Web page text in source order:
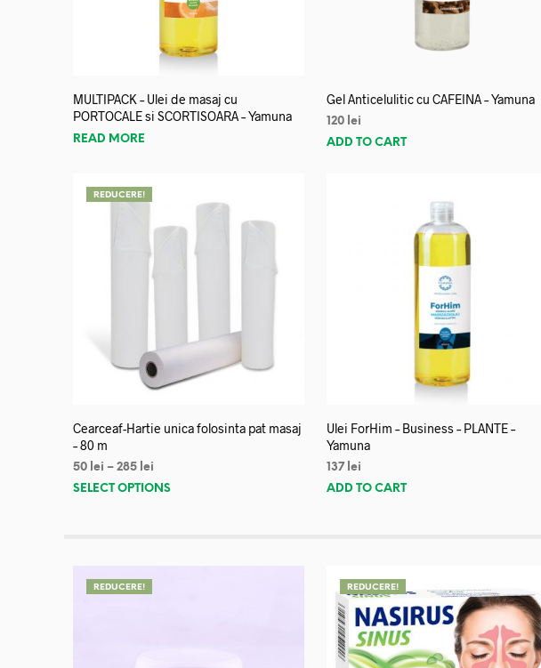
MULTIPACK – Ulei de masaj cu
PORTOCALE si SCORTISOARA – Yamuna
READ MORE
Gel Anticelulitic cu CAFEINA – Yamuna
120 lei
ADD TO CART
REDUCERE!
Cearceaf-Hartie unica folosinta pat masaj
– 80 m
50 lei – 285 lei
SELECT OPTIONS
Ulei ForHim – Business – PLANTE –
Yamuna
137 lei
ADD TO CART
REDUCERE! REDUCERE!